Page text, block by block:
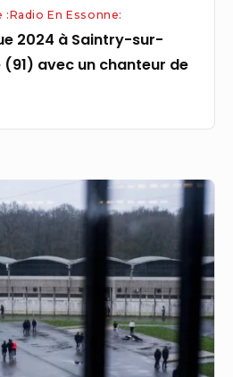
En Essonne:
2024 à Saintry-sur-
(91) avec un chanteur de